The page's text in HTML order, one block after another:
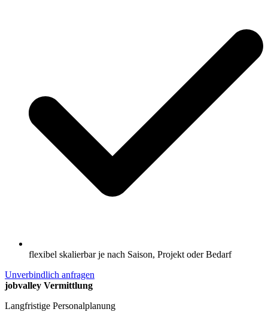
flexibel skalierbar je nach Saison, Projekt oder Bedarf
Unverbindlich anfragen
jobvalley Vermittlung
Langfristige Personalplanung